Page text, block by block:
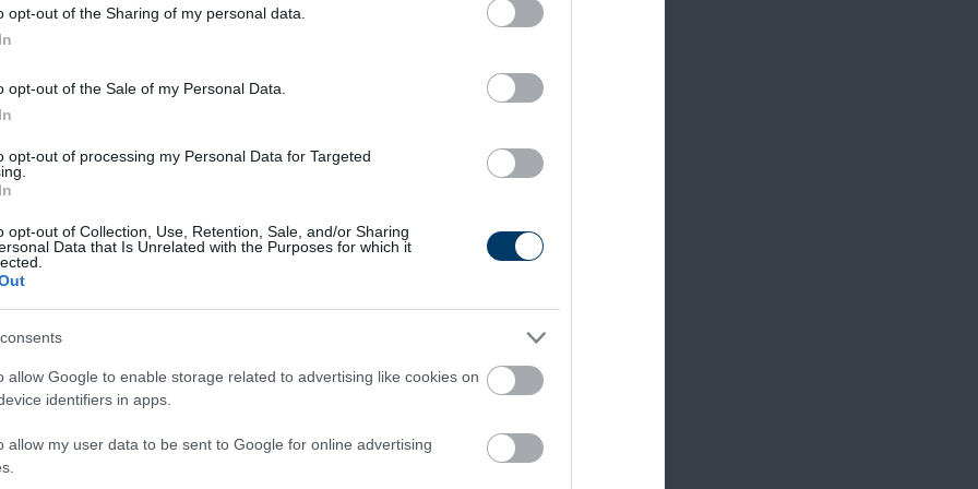
opt-out of the Sharing of my personal data.
opt-out of the Sale of my Personal Data.
opt-out of processing my Personal Data for Targeted
opt-out of Collection, Use, Retention, Sale, and/or Sharing
Data that Is Unrelated with the Purposes for which it
allow Google to enable storage related to advertising like cookies on
identifiers in apps.
allow my user data to be sent to Google for online advertising
ételben
A Bamba Marha Burger Bárban olyan egyedi burger
az ízélményt. A különleges hamburger receptek és a házi
minden falatban érezhető.
- a hús, a zsemle, a szószok és a feltétek - tökéletes
íz és textúra egyszerre jelenik meg.
éttermében jelenleg smashed burger kapható. A smashed burger
lapítják szét, évtizedekkel megelőzte a formázott pogácsák
miatt vált népszerűvé.